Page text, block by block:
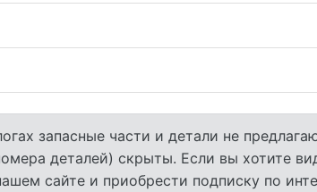
запасные части и детали не
деталей) скрыты. Если вы хотите
сайте и приобрести подписку по